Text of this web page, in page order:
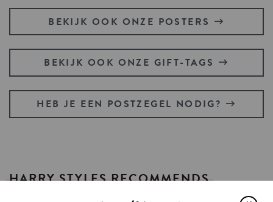
BEKIJK OOK ONZE POSTERS
BEKIJK OOK ONZE GIFT-TAGS
HEB JE EEN POSTZEGEL NODIG?
HARRY STYLES RECOMMENDS